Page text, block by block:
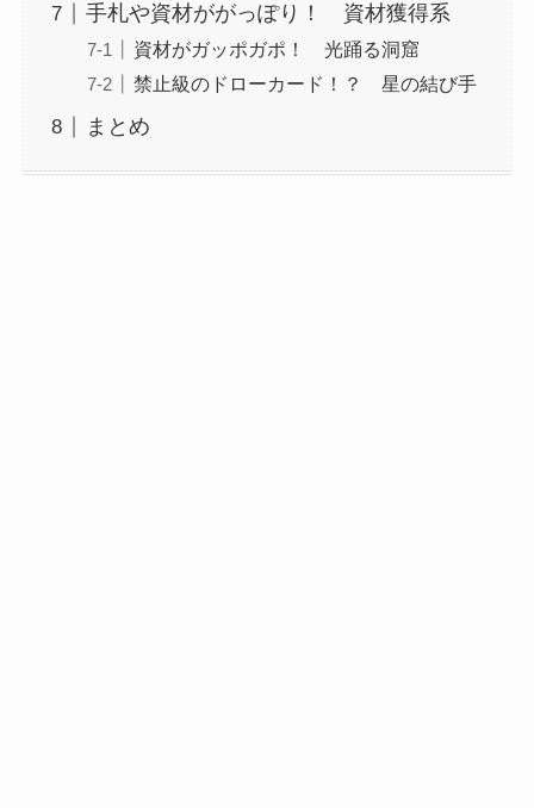
手札や資材ががっぽり！ 資材獲得系
資材がガッポガポ！ 光踊る洞窟
禁止級のドローカード！？ 星の結び手
まとめ